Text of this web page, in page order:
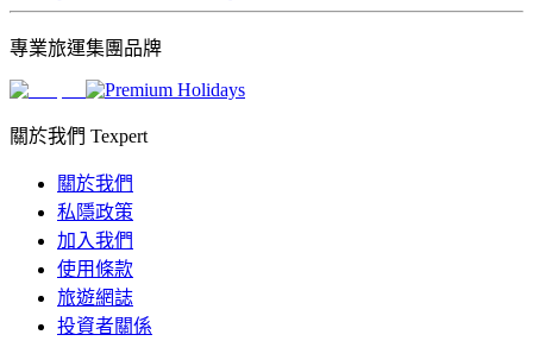
專業旅運集團品牌
關於我們 Texpert
關於我們
私隱政策
加入我們
使用條款
旅遊網誌
投資者關係